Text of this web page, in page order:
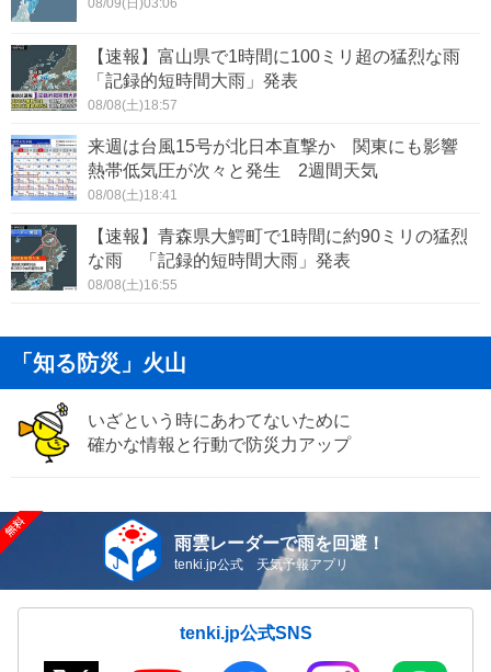
08/09(日)03:06
【速報】富山県で1時間に100ミリ超の猛烈な雨
「記録的短時間大雨」発表
08/08(土)18:57
来週は台風15号が北日本直撃か 関東にも影響
熱帯低気圧が次々と発生 2週間天気
08/08(土)18:41
【速報】青森県大鰐町で1時間に約90ミリの猛烈
な雨 「記録的短時間大雨」発表
08/08(土)16:55
「知る防災」火山
いざという時にあわてないために
確かな情報と行動で防災力アップ
雨雲レーダーで雨を回避！
tenki.jp公式 天気予報アプリ
tenki.jp公式SNS